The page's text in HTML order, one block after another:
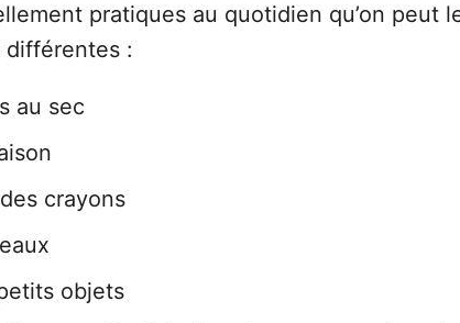
pratiques au quotidien qu’on peut
:
au sec
crayons
objets